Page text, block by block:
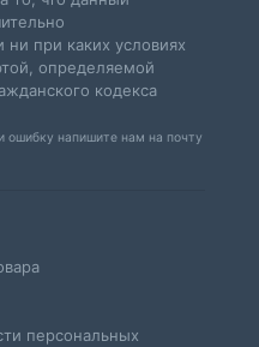
при каких условиях
определяемой
кодекса
ошибку напишите нам на почту
персональных